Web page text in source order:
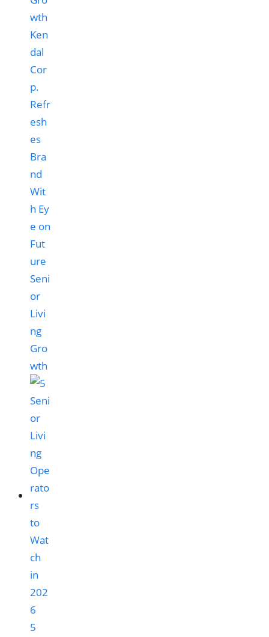
Ken
dal
Cor
p.
Refr
esh
es
Bra
nd
Wit
h Ey
e on
Fut
ure
Seni
or
Livi
ng
Gro
wth
5